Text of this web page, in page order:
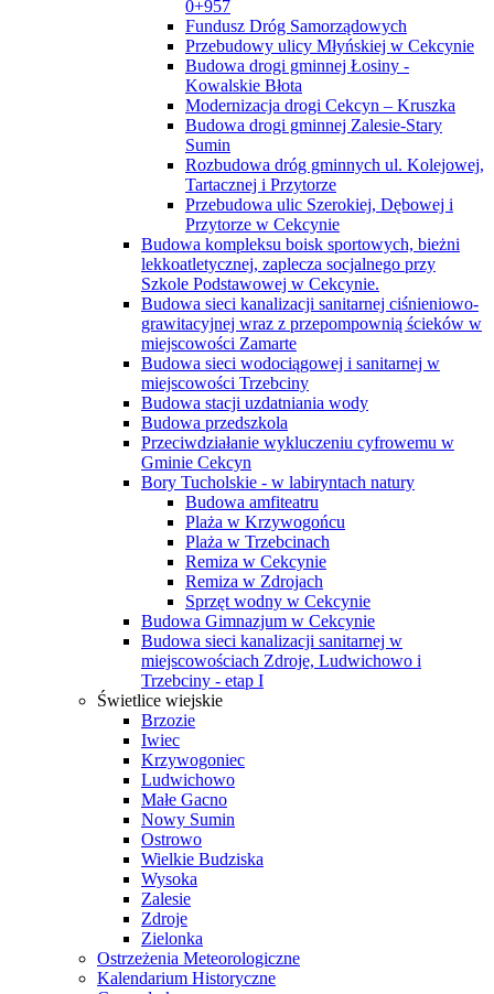
0+957
Fundusz Dróg Samorządowych
Przebudowy ulicy Młyńskiej w Cekcynie
Budowa drogi gminnej Łosiny -
Kowalskie Błota
Modernizacja drogi Cekcyn – Kruszka
Budowa drogi gminnej Zalesie-Stary
Sumin
Rozbudowa dróg gminnych ul. Kolejowej,
Tartacznej i Przytorze
Przebudowa ulic Szerokiej, Dębowej i
Przytorze w Cekcynie
Budowa kompleksu boisk sportowych, bieżni
lekkoatletycznej, zaplecza socjalnego przy
Szkole Podstawowej w Cekcynie.
Budowa sieci kanalizacji sanitarnej ciśnieniowo-
grawitacyjnej wraz z przepompownią ścieków w
miejscowości Zamarte
Budowa sieci wodociągowej i sanitarnej w
miejscowości Trzebciny
Budowa stacji uzdatniania wody
Budowa przedszkola
Przeciwdziałanie wykluczeniu cyfrowemu w
Gminie Cekcyn
Bory Tucholskie - w labiryntach natury
Budowa amfiteatru
Plaża w Krzywogońcu
Plaża w Trzebcinach
Remiza w Cekcynie
Remiza w Zdrojach
Sprzęt wodny w Cekcynie
Budowa Gimnazjum w Cekcynie
Budowa sieci kanalizacji sanitarnej w
miejscowościach Zdroje, Ludwichowo i
Trzebciny - etap I
Świetlice wiejskie
Brzozie
Iwiec
Krzywogoniec
Ludwichowo
Małe Gacno
Nowy Sumin
Ostrowo
Wielkie Budziska
Wysoka
Zalesie
Zdroje
Zielonka
Ostrzeżenia Meteorologiczne
Kalendarium Historyczne